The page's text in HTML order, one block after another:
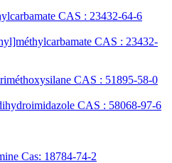
CAS : 23432-64-6
CAS : 23432-
CAS : 51895-58-0
CAS : 58068-97-6
Cas: 18784-74-2